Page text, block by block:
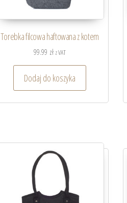
Torebka filcowa haftowana z kotem
99.99 zł z VAT
Dodaj do koszyka